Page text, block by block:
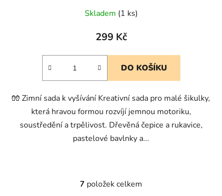
Skladem (1 ks)
299 Kč
DO KOŠÍKU
🧤 Zimní sada k vyšívání Kreativní sada pro malé šikulky,
která hravou formou rozvíjí jemnou motoriku,
soustředění a trpělivost. Dřevěná čepice a rukavice,
pastelové bavlnky a...
O
7 položek celkem